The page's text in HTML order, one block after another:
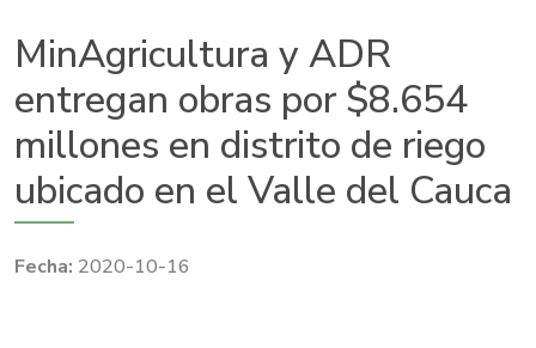
MinAgricultura y ADR
entregan obras por $8.654
millones en distrito de riego
ubicado en el Valle del Cauca
2020-10-16